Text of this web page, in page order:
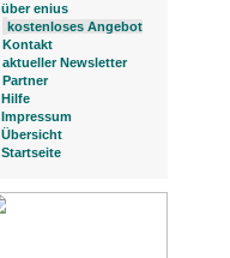
über enius
kostenloses Angebot
Kontakt
aktueller Newsletter
Partner
Hilfe
Impressum
Übersicht
Startseite